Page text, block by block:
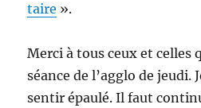
taire ».
Merci à tous ceux et celles
séance de l’agglo de jeudi.
sentir épaulé. Il faut